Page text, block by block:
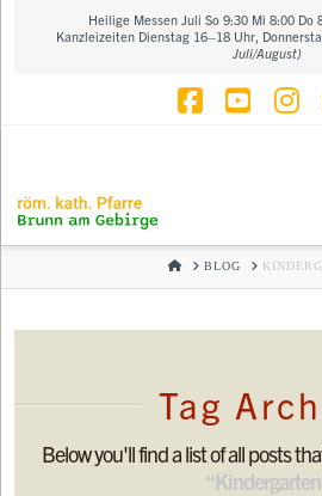
Heilige Messen Juli So 9:30 Mi 8:00 Do
Kanzleizeiten Dienstag 16–18 Uhr,
Juli/August)
HOMEBLOG
Tag
Below you'll find a list of all posts